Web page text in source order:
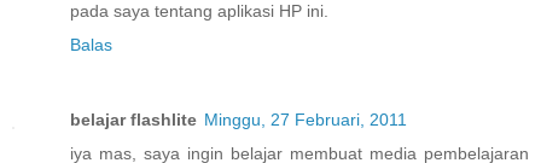
pada saya tentang aplikasi HP ini.
Balas
belajar flashlite Minggu, 27 Februari, 2011
iya mas, saya ingin belajar membuat media pembelajaran